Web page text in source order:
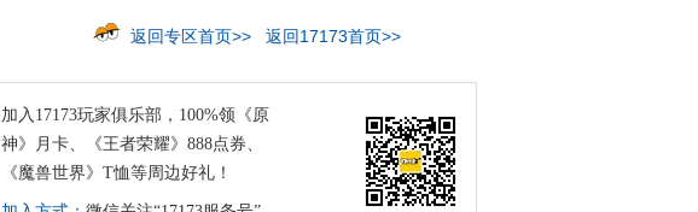
返回专区首页>> 返回17173首页>>
加入17173玩家俱乐部，100%领《原
神》月卡、《王者荣耀》888点券、
《魔兽世界》T恤等周边好礼！